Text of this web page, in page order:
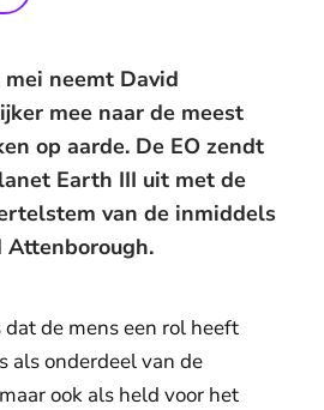
neemt David
mee naar de meest
op aarde. De EO zendt
Earth III uit met de
van de inmiddels
de mens een rol heeft
als onderdeel van de
ook als held voor het